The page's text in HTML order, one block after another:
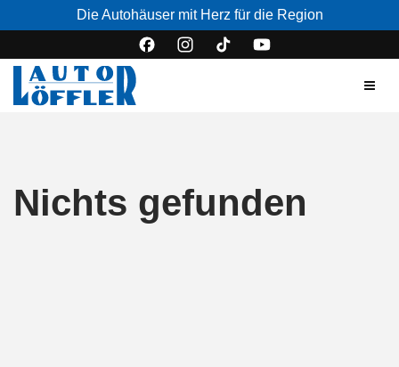
Die Autohäuser mit Herz für die Region
Nichts gefunden